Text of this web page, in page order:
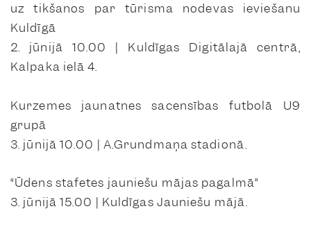
uz tikšanos par tūrisma nodevas ieviešanu
Kuldīgā
2. jūnijā 10.00 | Kuldīgas Digitālajā centrā,
Kalpaka ielā 4.
Kurzemes jaunatnes sacensības futbolā U9
grupā
3. jūnijā 10.00 | A.Grundmaņa stadionā.
“Ūdens stafetes jauniešu mājas pagalmā”
3. jūnijā 15.00 | Kuldīgas Jauniešu mājā.